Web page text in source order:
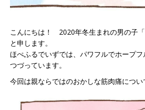
こんにちは！ 2020年冬生まれの男の子
と申します。
ほぺふるでいずでは、パワフルでホープフ
つづっています。
今回は親ならではのおかしな筋肉痛につい